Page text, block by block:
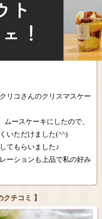
リコさんのクリスマスケー
ースケーキにしたので、
いただけました(^^)
てもらいました♪
ーションも上品で私の好み
チコミ 】